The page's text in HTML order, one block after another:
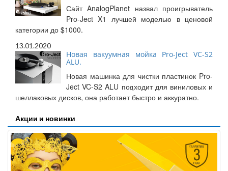
Сайт AnalogPlanet назвал проигрыватель
Pro-Ject X1 лучшей моделью в ценовой
категории до $1000.
13.01.2020
Новая вакуумная мойка Pro-Ject VC-S2
ALU.
Новая машинка для чистки пластинок Pro-
Ject VC-S2 ALU подходит для виниловых и
шеллаковых дисков, она работает быстро и аккуратно.
Акции и новинки